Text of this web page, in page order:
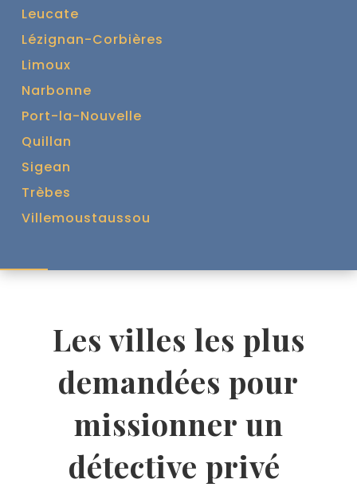
Leucate
Lézignan-Corbières
Limoux
Narbonne
Port-la-Nouvelle
Quillan
Sigean
Trèbes
Villemoustaussou
Les villes les plus
demandées pour
missionner un
détective privé